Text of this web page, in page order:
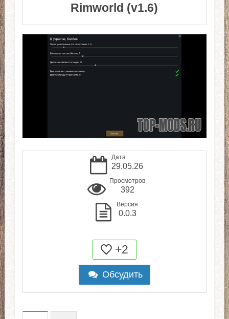
Rimworld (v1.6)
Дата
29.05.26
Просмотров
392
Версия
0.0.3
+2
Обсудить